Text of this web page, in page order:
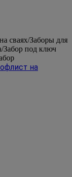
сваях/Заборы для
Забор под ключ
на